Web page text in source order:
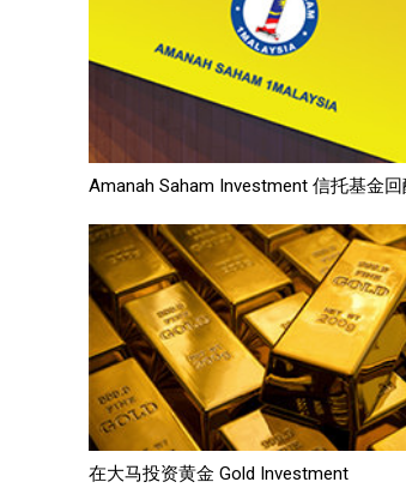
Amanah Saham Investment 信托基金
在大马投资黄金 Gold Investment